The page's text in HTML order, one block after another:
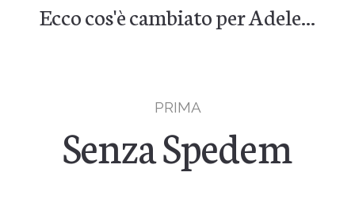
Ecco cos'è cambiato per Adele...
PRIMA
Senza Spedem